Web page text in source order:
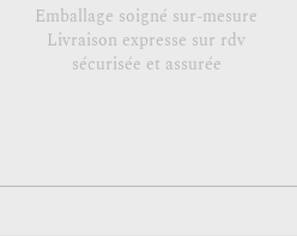
Emballage soigné sur-mesure
Livraison expresse sur rdv
sécurisée et assurée